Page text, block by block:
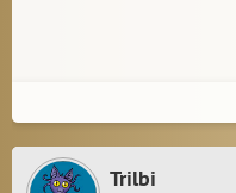
Trilbi